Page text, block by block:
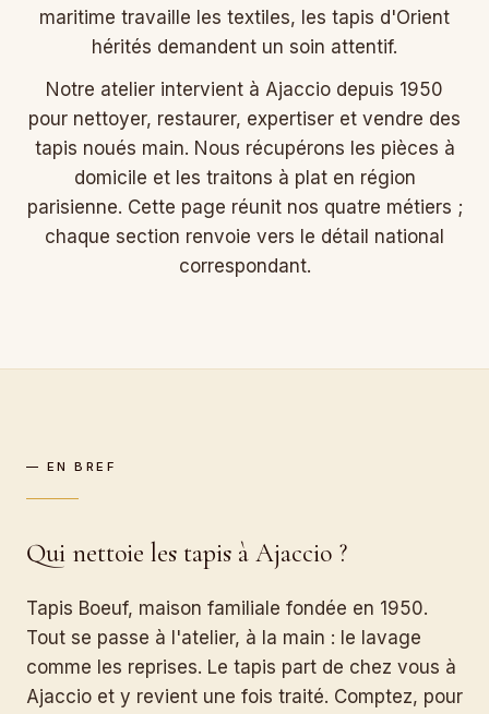
maritime travaille les textiles, les tapis d'Orient
hérités demandent un soin attentif.
Notre atelier intervient à Ajaccio depuis 1950
pour nettoyer, restaurer, expertiser et vendre des
tapis noués main. Nous récupérons les pièces à
domicile et les traitons à plat en région
parisienne. Cette page réunit nos quatre métiers ;
chaque section renvoie vers le détail national
correspondant.
— EN BREF
Qui nettoie les tapis à Ajaccio ?
Tapis Boeuf, maison familiale fondée en 1950.
Tout se passe à l'atelier, à la main : le lavage
comme les reprises. Le tapis part de chez vous à
Ajaccio et y revient une fois traité. Comptez, pour